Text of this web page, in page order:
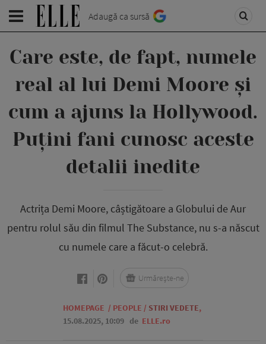
Adaugă ca sursă
Care este, de fapt, numele
real al lui Demi Moore și
cum a ajuns la Hollywood.
Puțini fani cunosc aceste
detalii inedite
Actrița Demi Moore, câștigătoare a Globului de Aur
pentru rolul său din filmul The Substance, nu s-a născut
cu numele care a făcut-o celebră.
HOMEPAGE / PEOPLE / STIRI VEDETE,
15.08.2025, 10:09 de ELLE.ro
Urmărește-ne